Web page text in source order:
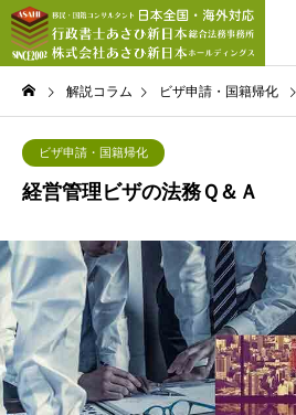
解説コラム ビザ申請・国籍帰化
ビザ申請・国籍帰化
経営管理ビザの法務Ｑ＆Ａ